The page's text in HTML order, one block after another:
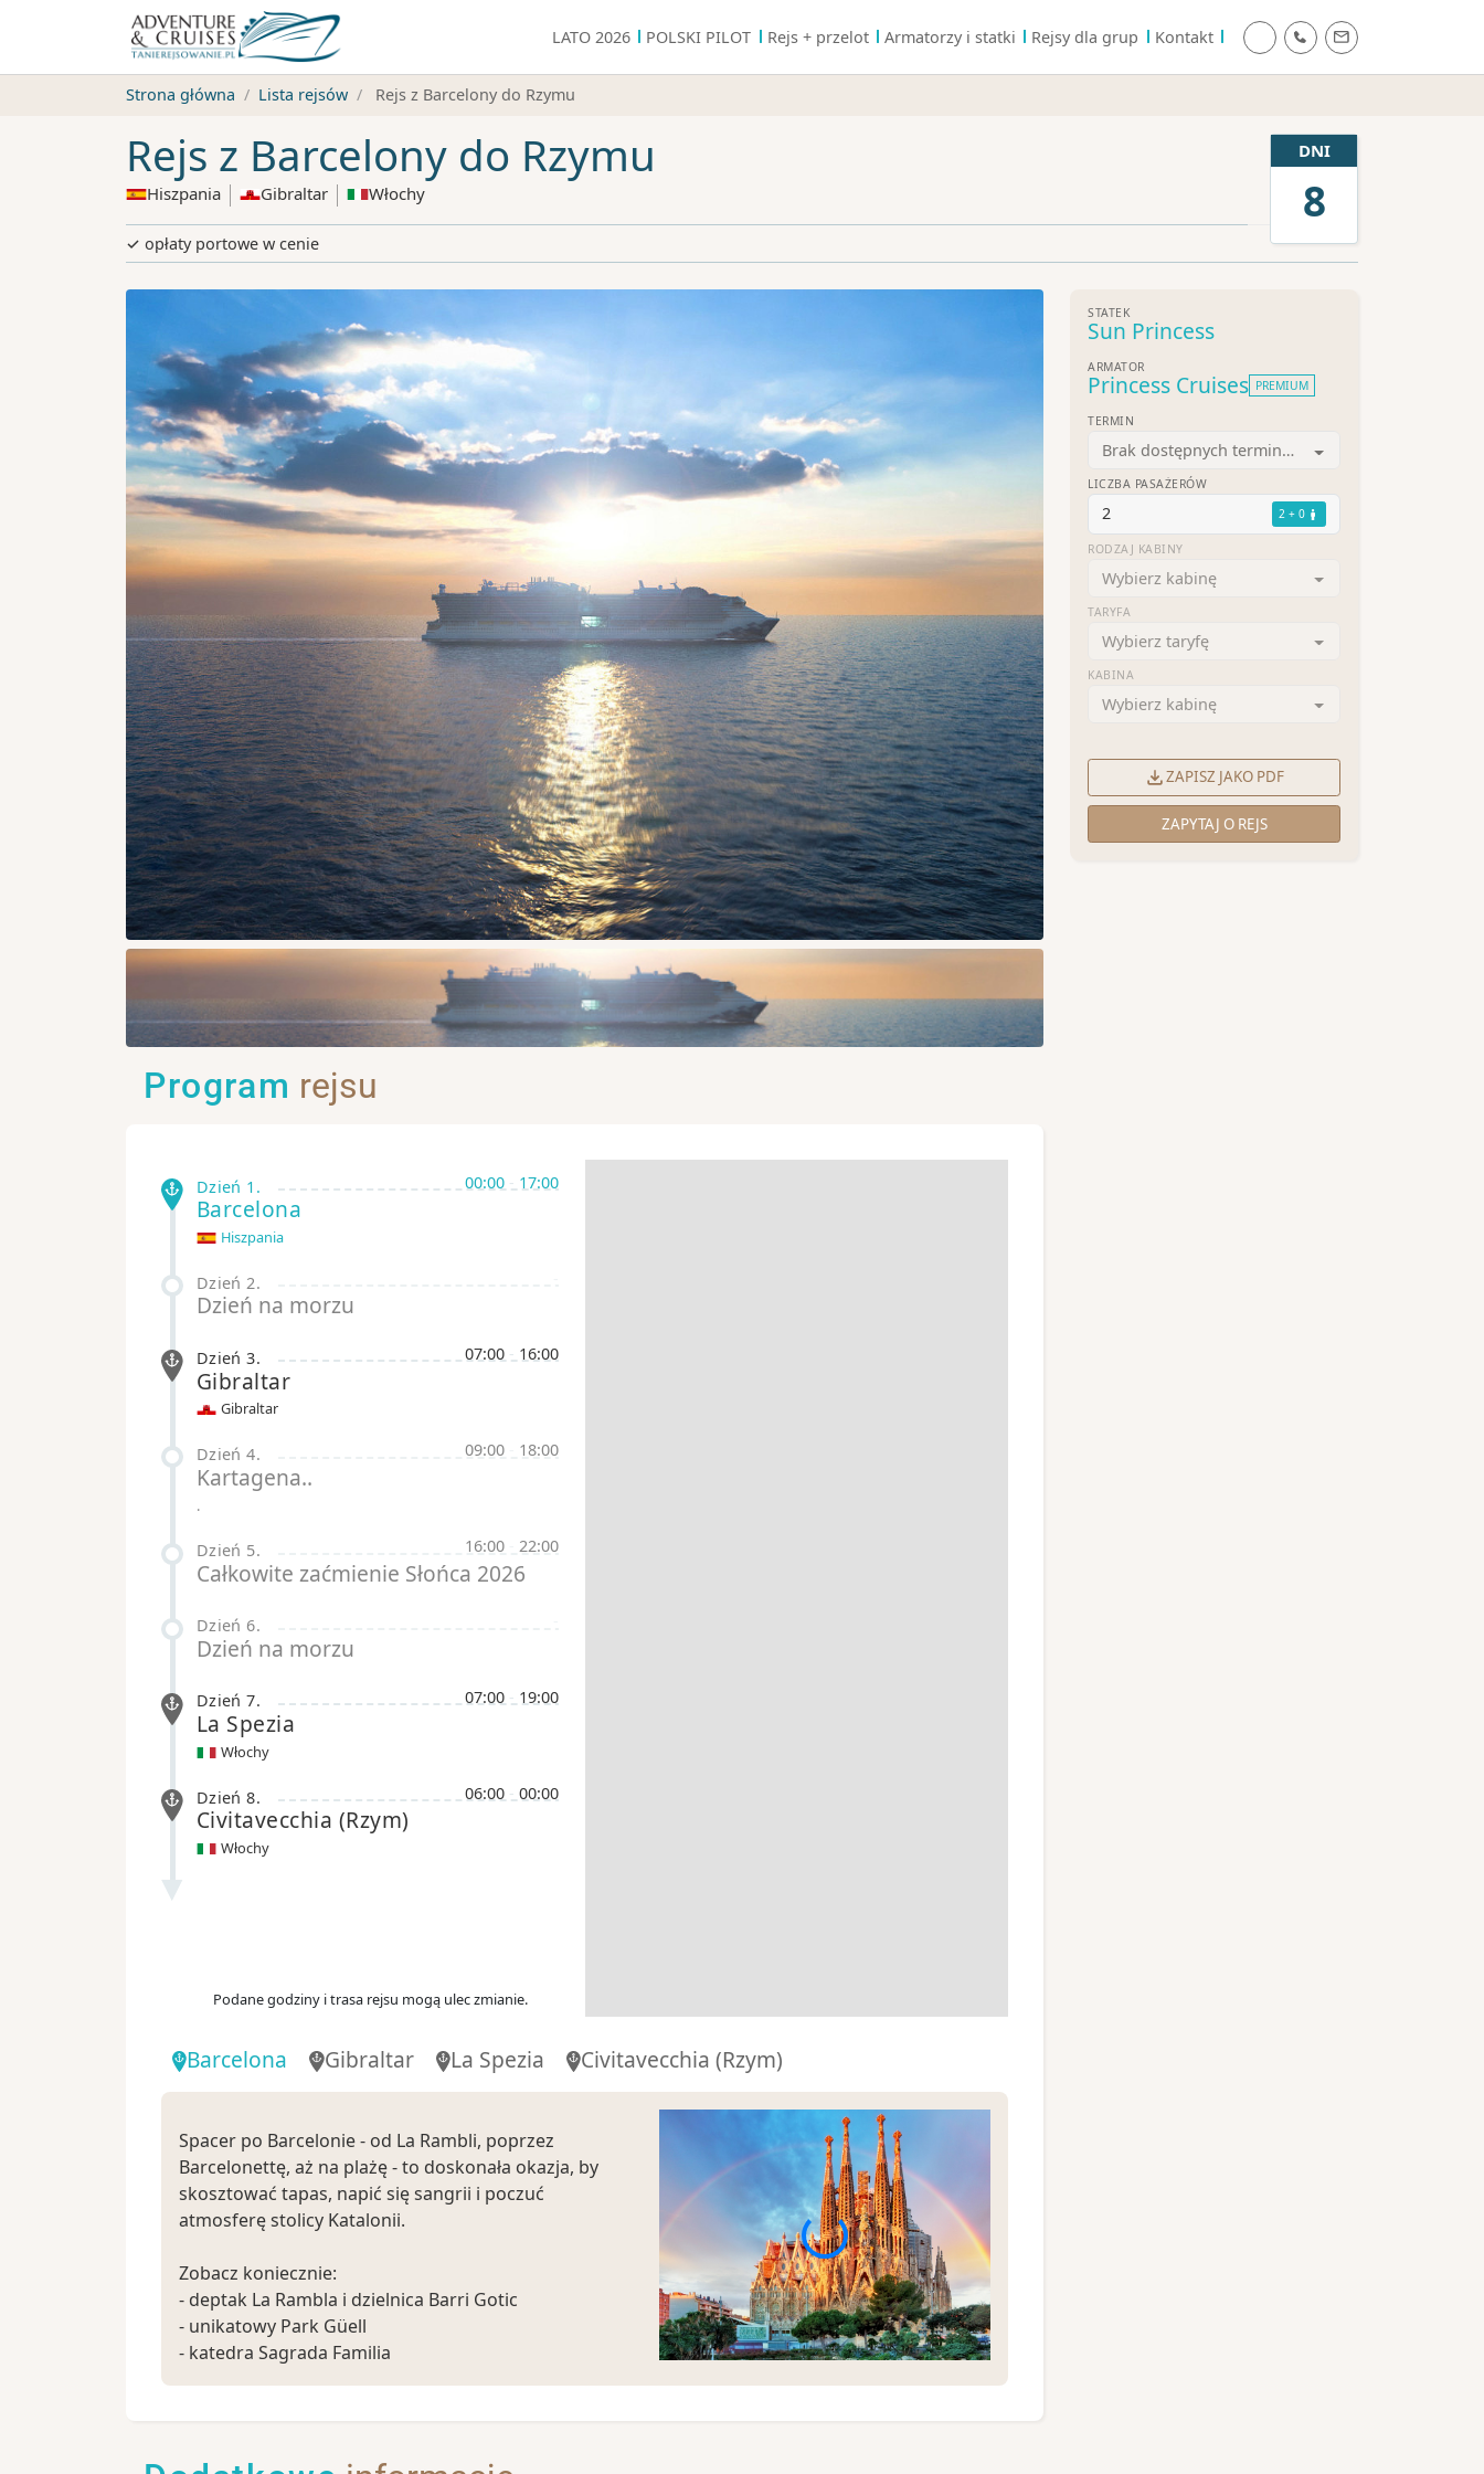
LATO 2026 POLSKI PILOT Rejs + przelot Armatorzy i statki Rejsy dla grup Kontakt
Strona główna Lista rejsów Rejs z Barcelony do Rzymu
Rejs z Barcelony do Rzymu
Hiszpania Gibraltar Włochy
DNI
8
✓ opłaty portowe w cenie
Program rejsu
00:00 - 17:00
Dzień 1 .
Barcelona
Hiszpania
Dzień 2.
Dzień na morzu
07:00 - 16:00
Dzień 3.
Gibraltar
Gibraltar
09:00 18:00
Dzień 4.
Kartagena..
.
16:00 22:00
Dzień 5.
Całkowite zaćmienie Słońca 2026
Dzień 6.
Dzień na morzu
07:00 - 19:00
Dzień 7.
La Spezia
Włochy
06:00 - 00:00
Dzień 8.
Civitavecchia (Rzym)
Włochy
Podane godziny i trasa rejsu mogą ulec zmianie.
Barcelona Gibraltar La Spezia Civitavecchia (Rzym)
Spacer po Barcelonie - od La Rambli, poprzez
Barcelonettę, aż na plażę - to doskonała okazja, by
skosztować tapas, napić się sangrii i poczuć
atmosferę stolicy Katalonii.
Zobacz koniecznie:
- deptak La Rambla i dzielnica Barri Gotic
- unikatowy Park Güell
- katedra Sagrada Familia
STATEK
Sun Princess
ARMATOR
Princess Cruises PREMIUM
TERMIN
Brak dostępnych terminów
LICZBA PASAŻERÓW
2 2 + 0
RODZAJ KABINY
Wybierz kabinę
TARYFA
Wybierz taryfę
KABINA
Wybierz kabinę
ZAPISZ JAKO PDF
ZAPYTAJ O REJS